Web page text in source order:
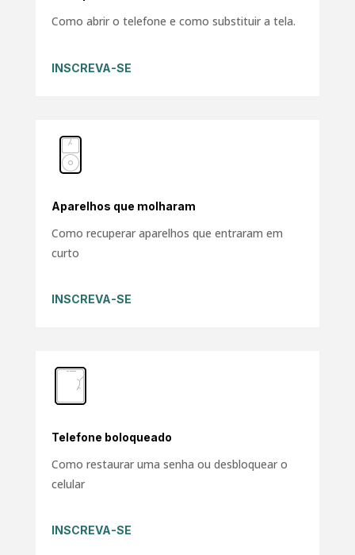
Como abrir o telefone e como substituir a tela.
INSCREVA-SE
Aparelhos que molharam
Como recuperar aparelhos que entraram em
curto
INSCREVA-SE
Telefone boloqueado
Como restaurar uma senha ou desbloquear o
celular
INSCREVA-SE